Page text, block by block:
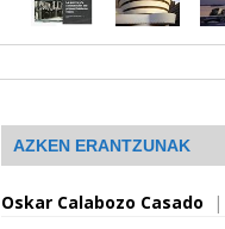
AZKEN ERANTZUNAK
Oskar Calabozo Casado |